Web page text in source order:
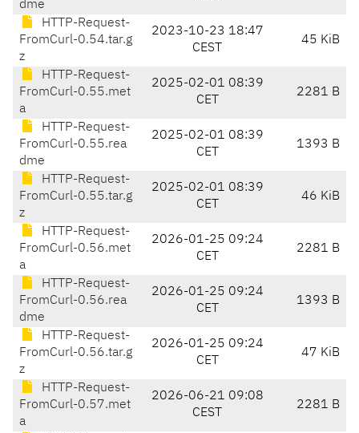
dme
HTTP-Request-
FromCurl-0.54.tar.g
z
2023-10-23 18:47
CEST
45 KiB
HTTP-Request-
FromCurl-0.55.met
a
2025-02-01 08:39
CET
2281 B
HTTP-Request-
FromCurl-0.55.rea
dme
2025-02-01 08:39
CET
1393 B
HTTP-Request-
FromCurl-0.55.tar.g
z
2025-02-01 08:39
CET
46 KiB
HTTP-Request-
FromCurl-0.56.met
a
2026-01-25 09:24
CET
2281 B
HTTP-Request-
FromCurl-0.56.rea
dme
2026-01-25 09:24
CET
1393 B
HTTP-Request-
FromCurl-0.56.tar.g
z
2026-01-25 09:24
CET
47 KiB
HTTP-Request-
FromCurl-0.57.met
a
2026-06-21 09:08
CEST
2281 B